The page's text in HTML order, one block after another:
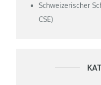
Schweizerischer
CSE)